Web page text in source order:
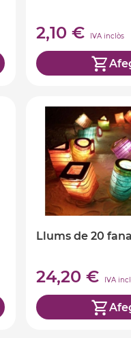
2,10 € IVA inclòs
Llums de 20
24,20 € IVA